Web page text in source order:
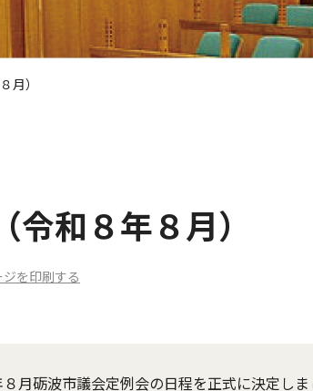
月）
和８年８月）
ジを印刷する
月砺波市議会定例会の日程を正式に決定し